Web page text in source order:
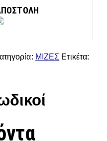
ΜΙΖΕΣ Ετικέτα: